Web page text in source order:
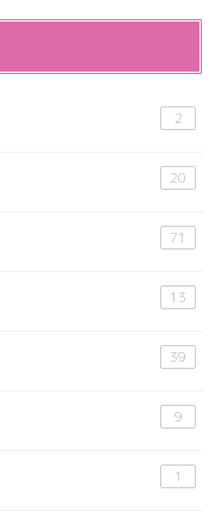
2
20
71
13
39
9
1